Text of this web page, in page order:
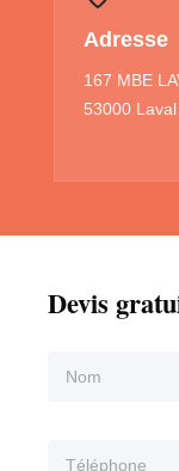
Adresse
167 MBE
53000 Laval
Devis